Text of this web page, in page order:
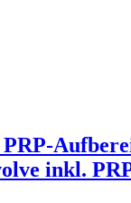
inkl.